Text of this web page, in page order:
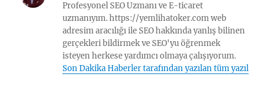
Profesyonel SEO Uzmanı ve E-ticaret
uzmanıyım. https://yemlihatoker.com web
adresim aracılığı ile SEO hakkında yanlış bilinen
gerçekleri bildirmek ve SEO'yu öğrenmek
isteyen herkese yardımcı olmaya çalışıyorum.
Son Dakika Haberler tarafından yazılan tüm yazılar